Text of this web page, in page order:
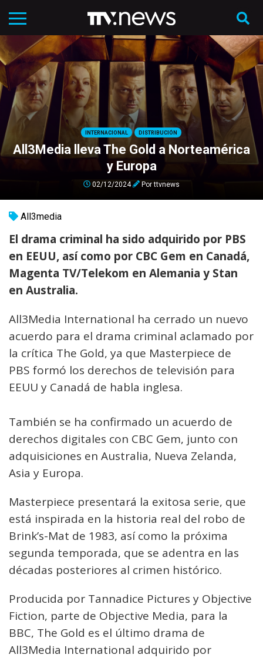
INTERNACIONAL DISTRIBUCIÓN
All3Media lleva The Gold a Norteamérica
y Europa
02/12/2024 Porttvnews
All3media
El drama criminal ha sido adquirido por PBS
en EEUU, así como por CBC Gem en Canadá,
Magenta TV/Telekom en Alemania y Stan
en Australia.
All3Media International ha cerrado un nuevo
acuerdo para el drama criminal aclamado por
la crítica The Gold, ya que Masterpiece de
PBS formó los derechos de televisión para
EEUU y Canadá de habla inglesa.
También se ha confirmado un acuerdo de
derechos digitales con CBC Gem, junto con
adquisiciones en Australia, Nueva Zelanda,
Asia y Europa.
Masterpiece presentará la exitosa serie, que
está inspirada en la historia real del robo de
Brink’s-Mat de 1983, así como la próxima
segunda temporada, que se adentra en las
décadas posteriores al crimen histórico.
Producida por Tannadice Pictures y Objective
Fiction, parte de Objective Media, para la
BBC, The Gold es el último drama de
All3Media International adquirido por